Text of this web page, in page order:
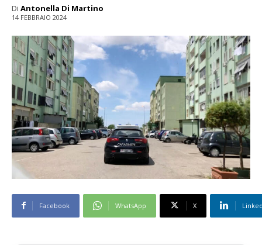
Di Antonella Di Martino
14 FEBBRAIO 2024
Facebook WhatsApp X